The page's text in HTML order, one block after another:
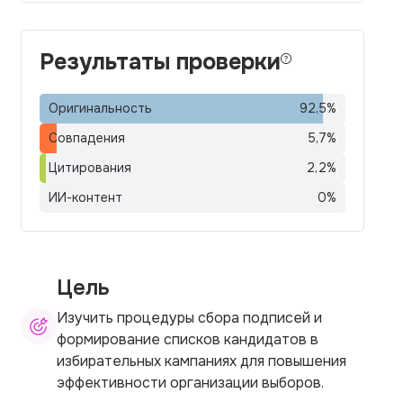
Результаты проверки
Оригинальность 92,5%
Совпадения
5,7%
Цитирования
2,2%
ИИ-контент
0%
Цель
Изучить процедуры сбора подписей и
формирование списков кандидатов в
избирательных кампаниях для повышения
эффективности организации выборов.